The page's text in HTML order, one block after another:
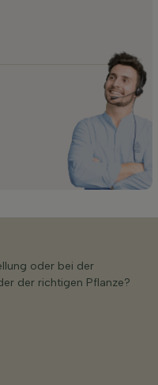
oder bei der
der richtigen Pflanze?